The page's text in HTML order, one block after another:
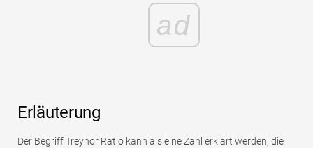
ad
Erläuterung
Der Begriff Treynor Ratio kann als eine Zahl erklärt werden, die